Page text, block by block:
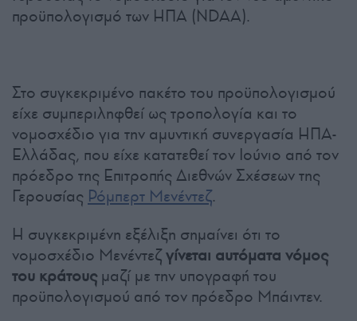
προϋπολογισμό των ΗΠΑ (NDAA).
Στο συγκεκριμένο πακέτο του προϋπολογισμού
είχε συμπεριληφθεί ως τροπολογία και το
νομοσχέδιο για την αμυντική συνεργασία ΗΠΑ-
Ελλάδας, που είχε κατατεθεί τον Ιούνιο από τον
πρόεδρο της Επιτροπής Διεθνών Σχέσεων της
Γερουσίας Ρόμπερτ Μενέντεζ.
Η συγκεκριμένη εξέλιξη σημαίνει ότι το
νομοσχέδιο Μενέντεζγίνεται αυτόματα νόμος
του κράτουςμαζί με την υπογραφή του
προϋπολογισμού από τον πρόεδρο Μπάιντεν.